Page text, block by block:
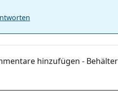
hinzufügen -